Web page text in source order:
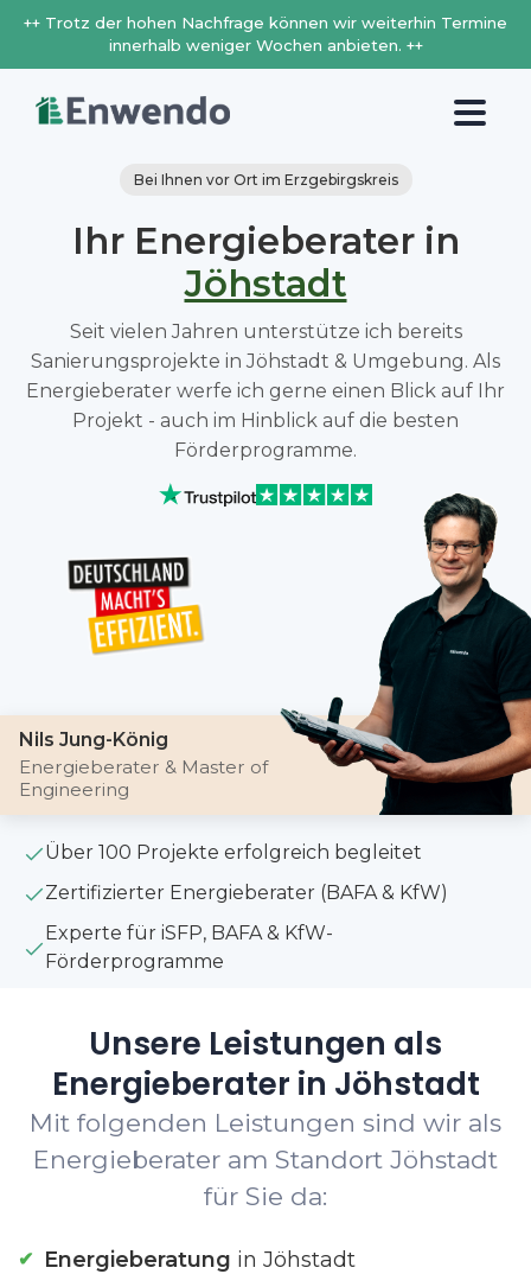
++ Trotz der hohen Nachfrage können wir weiterhin Termine
innerhalb weniger Wochen anbieten. ++
Bei Ihnen vor Ort im Erzgebirgskreis
Ihr Energieberater in
Jöhstadt
Seit vielen Jahren unterstütze ich bereits
Sanierungsprojekte in Jöhstadt & Umgebung. Als
Energieberater werfe ich gerne einen Blick auf Ihr
Projekt - auch im Hinblick auf die besten
Förderprogramme.
Nils Jung-König
Energieberater & Master of
Engineering
Über 100 Projekte erfolgreich begleitet
Zertifizierter Energieberater (BAFA & KfW)
Experte für iSFP, BAFA & KfW-
Förderprogramme
Unsere Leistungen als
Energieberater in Jöhstadt
Mit folgenden Leistungen sind wir als
Energieberater am Standort Jöhstadt
für Sie da:
Energieberatung in Jöhstadt